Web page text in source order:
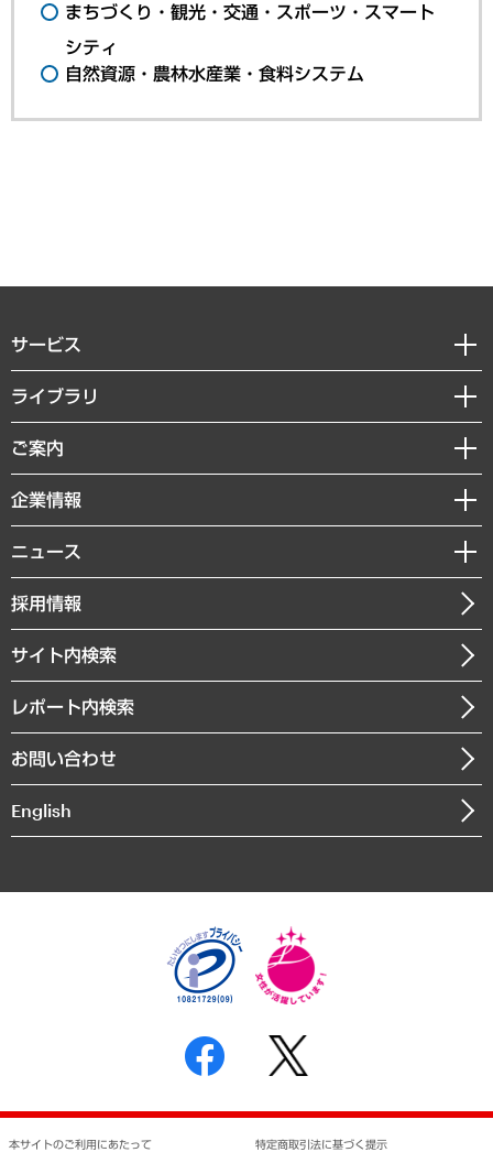
まちづくり・観光・交通・スポーツ・スマート
シティ
自然資源・農林水産業・食料システム
サービス
経営戦略
組織・人事戦略
デジタルイノベーション
共生・ダイバーシティ
GRC（ガバナンス・リスク・コンプライアンス）・防災（政策）
経済・産業・雇用・労働
まちづくり・観光・交通・スポーツ・スマートシティ
自然資源・農林水産業・食料システム
ライブラリ
経済調査
レポート
コラム
経営用語集
受託・受注実績（官公庁関連）
メディア掲載・出演
ご案内
セミナー・イベント情報
MUFGビジネスセミナー
受託案件情報
企業情報
私たちの想い
社長メッセージ
会社概要
沿革
組織図・本部部室紹介
インドネシア現地法人
個人情報保護方針
反社会的勢力に対する基本方針
書面による個人情報の開示等の請求の手続きについて
ニュース
ニュースリリース
お知らせ
採用情報
サイト内検索
レポート内検索
お問い合わせ
English
本サイトのご利用にあたって 特定商取引法に基づく提示